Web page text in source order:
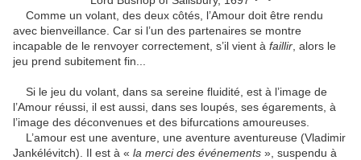
Comme un volant, des deux côtés, l’Amour doit être rendu
avec bienveillance. Car si l’un des partenaires se montre
incapable de le renvoyer correctement, s’il vient à faillir , alors le
jeu prend subitement fin...
Si le jeu du volant, dans sa sereine fluidité, est à l’image de
l’Amour réussi, il est aussi, dans ses loupés, ses égarements, à
l’image des déconvenues et des bifurcations amoureuses.
L’amour est une aventure, une aventure aventureuse (Vladimir
Jankélévitch). Il est à « la merci des événements », suspendu à